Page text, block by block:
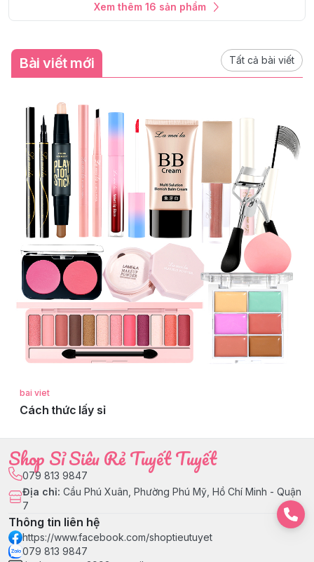
Xem thêm 16 sản phẩm
Bài viết mới Tất cả bài viết
bai viet
Cách thức lấy sỉ
Shop Sỉ Siêu Rẻ Tuyết Tuyết
079 813 9847
Địa chỉ: Cầu Phú Xuân, Phường Phú Mỹ, Hồ Chí Minh - Quận
7
Thông tin liên hệ
https://www.facebook.com/shoptieutuyet
079 813 9847